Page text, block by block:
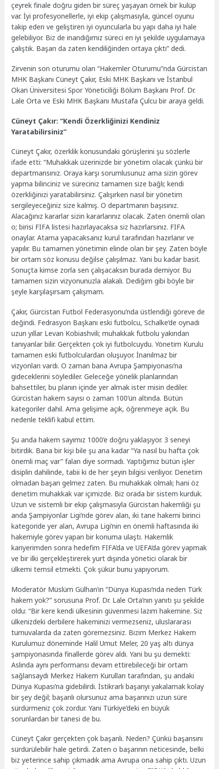
çeyrek finale doğru giden bir süreç yaşayan örnek bir kulüp
var. İyi profesyonellerle, iyi ekip çalışmasıyla, güncel oyunu
takip eden ve geliştiren iyi oyuncularla bu yapı daha iyi hale
gelebiliyor. Biz de inandığımız süreci en iyi şekilde uygulamaya
çalıştık. Başarı da zaten kendiliğinden ortaya çıktı” dedi.
Zirvenin son oturumu olan “Hakemler Oturumu”nda Gürcistan
MHK Başkanı Cüneyt Çakır, Eski MHK Başkanı ve İstanbul
Okan Üniversitesi Spor Yöneticiliği Bölüm Başkanı Prof. Dr.
Lale Orta ve Eski MHK Başkanı Mustafa Çulcu bir araya geldi.
Cüneyt Çakır: “Kendi Özerkliğinizi Kendiniz
Yaratabilirsiniz”
Cüneyt Çakır, özerklik konusundaki görüşlerini şu sözlerle
ifade etti: “Muhakkak üzerinizde bir yönetim olacak çünkü bir
departmansınız. Oraya karşı sorumlusunuz ama sizin görev
yapma bilinciniz ve süreciniz tamamen size bağlı; kendi
özerkliğinizi yaratabilirsiniz. Çalışırken nasıl bir yönetim
sergileyeceğiniz size kalmış. O departmanın başısınız.
Alacağınız kararlar sizin kararlarınız olacak. Zaten önemli olan
o; birisi FIFA listesi hazırlayacaksa siz hazırlarsınız. FIFA
onaylar. Atama yapacaksanız kurul tarafından hazırlanır ve
yapılır. Bu tamamen yönetimin elinde olan bir şey. Zaten böyle
bir ortam söz konusu değilse çalışılmaz. Yani bu kadar basit.
Sonuçta kimse zorla sen çalışacaksın burada demiyor. Bu
tamamen sizin vizyonunuzla alakalı. Dediğim gibi böyle bir
şeyle karşılaşırsam çalışmam.
Çakır, Gürcistan Futbol Federasyonu’nda üstlendiği göreve de
değindi. Fedrasyon Başkanı eski futbolcu, Schalke’de oynadı
uzun yıllar Levan Kobiashvili; muhakkak futbolu yakından
tanıyanlar bilir. Gerçekten çok iyi futbolcuydu. Yönetim Kurulu
tamamen eski futbolculardan oluşuyor. İnanılmaz bir
vizyonları vardı. O zaman bana Avrupa Şampiyonası’na
gideceklerini söylediler. Geleceğe yönelik planlarından
bahsettiler, bu planın içinde yer almak ister misin dediler.
Gürcistan hakem sayısı o zaman 100’ün altında. Bütün
kategoriler dahil. Ama gelişime açık, öğrenmeye açık. Bu
nedenle teklifi kabul ettim.
Şu anda hakem sayımız 1000’e doğru yaklaşıyor. 3 seneyi
bitirdik. Bana bir kişi bile şu ana kadar “Ya nasıl bu hafta çok
önemli maç var” falan diye sormadı. Yaptığımız bütün işler
disiplin dahilinde, tabii ki de her şeyin bilgisi veriliyor. Denetim
olmadan başarı gelmez zaten. Bu muhakkak olmalı; hani öz
denetim muhakkak var içimizde. Biz orada bir sistem kurduk.
Uzun ve sistemli bir ekip çalışmasıyla Gürcistan hakemliği şu
anda Şampiyonlar Ligi’nde görev alan, iki tane hakemi birinci
kategoride yer alan, Avrupa Ligi’nin en önemli haftasında iki
hakemiyle görev yapan bir konuma ulaştı. Hakemlik
kariyerimden sonra hedefim FIFA’da ve UEFA’da görev yapmak
ve bir ilki gerçekleştirerek yurt dışında yönetici olarak bir
ülkemi temsil etmekti. Çok şükür bunu yapıyorum.
Moderatör Müslüm Gülhan’ın “Dünya Kupası’nda neden Türk
hakem yok?” sorusuna Prof. Dr. Lale Orta’nın yanıtı şu şekilde
oldu: “Bir kere kendi ülkesinin güvenmesi lazım hakemine. Siz
ülkenizdeki derbilere hakeminizi vermezseniz, uluslararası
turnuvalarda da zaten göremezsiniz. Bizim Merkez Hakem
Kurulumuz döneminde Halil Umut Meler, 20 yaş altı dünya
şampiyonasında finallerde görev aldı. Yani bu şu demekti:
Aslında aynı performansı devam ettirebileceği bir ortam
sağlansaydı Merkez Hakem Kurulları tarafından, şu andaki
Dünya Kupası’na gidebilirdi. İstikrarlı başarıyı yakalamak kolay
bir şey değil; başarılı olursunuz ama başarınızı uzun süre
sürdürmeniz çok zordur. Yani Türkiye’deki en büyük
sorunlardan bir tanesi de bu.
Cüneyt Çakır gerçekten çok başarılı. Neden? Çünkü başarısını
sürdürülebilir hale getirdi. Zaten o başarının neticesinde, belki
biz yeterince sahip çıkmadık ama Avrupa ona sahip çıktı. Uzun